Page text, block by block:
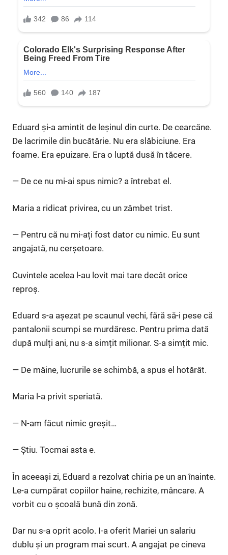
Eduard și-a amintit de leșinul din curte. De cearcăne.
De lacrimile din bucătărie. Nu era slăbiciune. Era
foame. Era epuizare. Era o luptă dusă în tăcere.
— De ce nu mi-ai spus nimic? a întrebat el.
Maria a ridicat privirea, cu un zâmbet trist.
— Pentru că nu mi-ați fost dator cu nimic. Eu sunt
angajată, nu cerșetoare.
Cuvintele acelea l-au lovit mai tare decât orice
reproș.
Eduard s-a așezat pe scaunul vechi, fără să-i pese că
pantalonii scumpi se murdăresc. Pentru prima dată
după mulți ani, nu s-a simțit milionar. S-a simțit mic.
— De mâine, lucrurile se schimbă, a spus el hotărât.
Maria l-a privit speriată.
— N-am făcut nimic greșit…
— Știu. Tocmai asta e.
În aceeași zi, Eduard a rezolvat chiria pe un an înainte.
Le-a cumpărat copiilor haine, rechizite, mâncare. A
vorbit cu o școală bună din zonă.
Dar nu s-a oprit acolo. I-a oferit Mariei un salariu
dublu și un program mai scurt. A angajat pe cineva